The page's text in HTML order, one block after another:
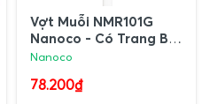
Vợt Muỗi NMR101G
Nanoco - Có Trang Bị
Đèn LED
Nanoco
78.200₫